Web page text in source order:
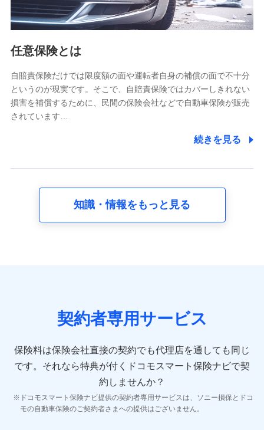
報。例として、dポイントカード番号、性別、年齢、家族
構成、住所、dポイント残高、dポイント利用履歴などが
含まれます。
当社又は株式会社NTTドコモが提供する各種サービスな
又は株式会社NTTドコモが提供する各種サービスのご契
約状態・ご利用履歴インターネット利用時の行動に関す
る情報、アプリケーション利用時の行動に関する情報、
購入されたサービスや商品の名称・購入場所・決済に関
する情報、アンケートの回答に関する情報などが含まれ
の内容、保険料、保険料のお支払方法、車のメーカーや
走行距離などの情報、建物の構造や築年数などの情報、
険契約に関する情報。例として、保険契約者及び被保険
者の氏名、住所、生年月日、性別、保険契約者と被保険
報、建物の構造や築年数などの情報、ペットの種類や年
齢などの情報などが含まれます。
【共同して利用する者の範囲】
当社
任意保険とは
自賠責保険だけでは限度額の面や運転者自身の補償の面で不十分
というのが現実です。そこで、自賠責保険ではカバーしきれない
損害を補償するために、民間の保険会社などで自動車保険が販売
されています…
続きを見る
知識・情報をもっと見る
契約者専用サービス
保険料は保険会社直接の契約でも代理店を通しても同じ
です。 それなら特典が付くドコモスマート保険ナビで契
約しませんか？
ドコモスマート保険ナビ提供の契約者専用サービスは、ソニー損保とドコ
モの自動車保険のご契約者さまへの提供はございません。